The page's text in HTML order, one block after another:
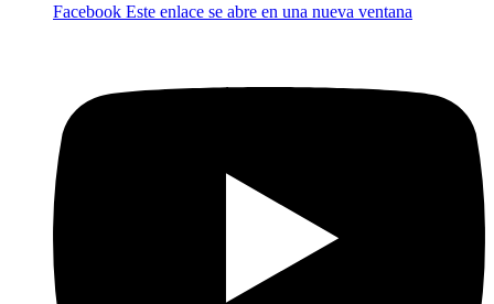
Facebook Este enlace se abre en una nueva ventana